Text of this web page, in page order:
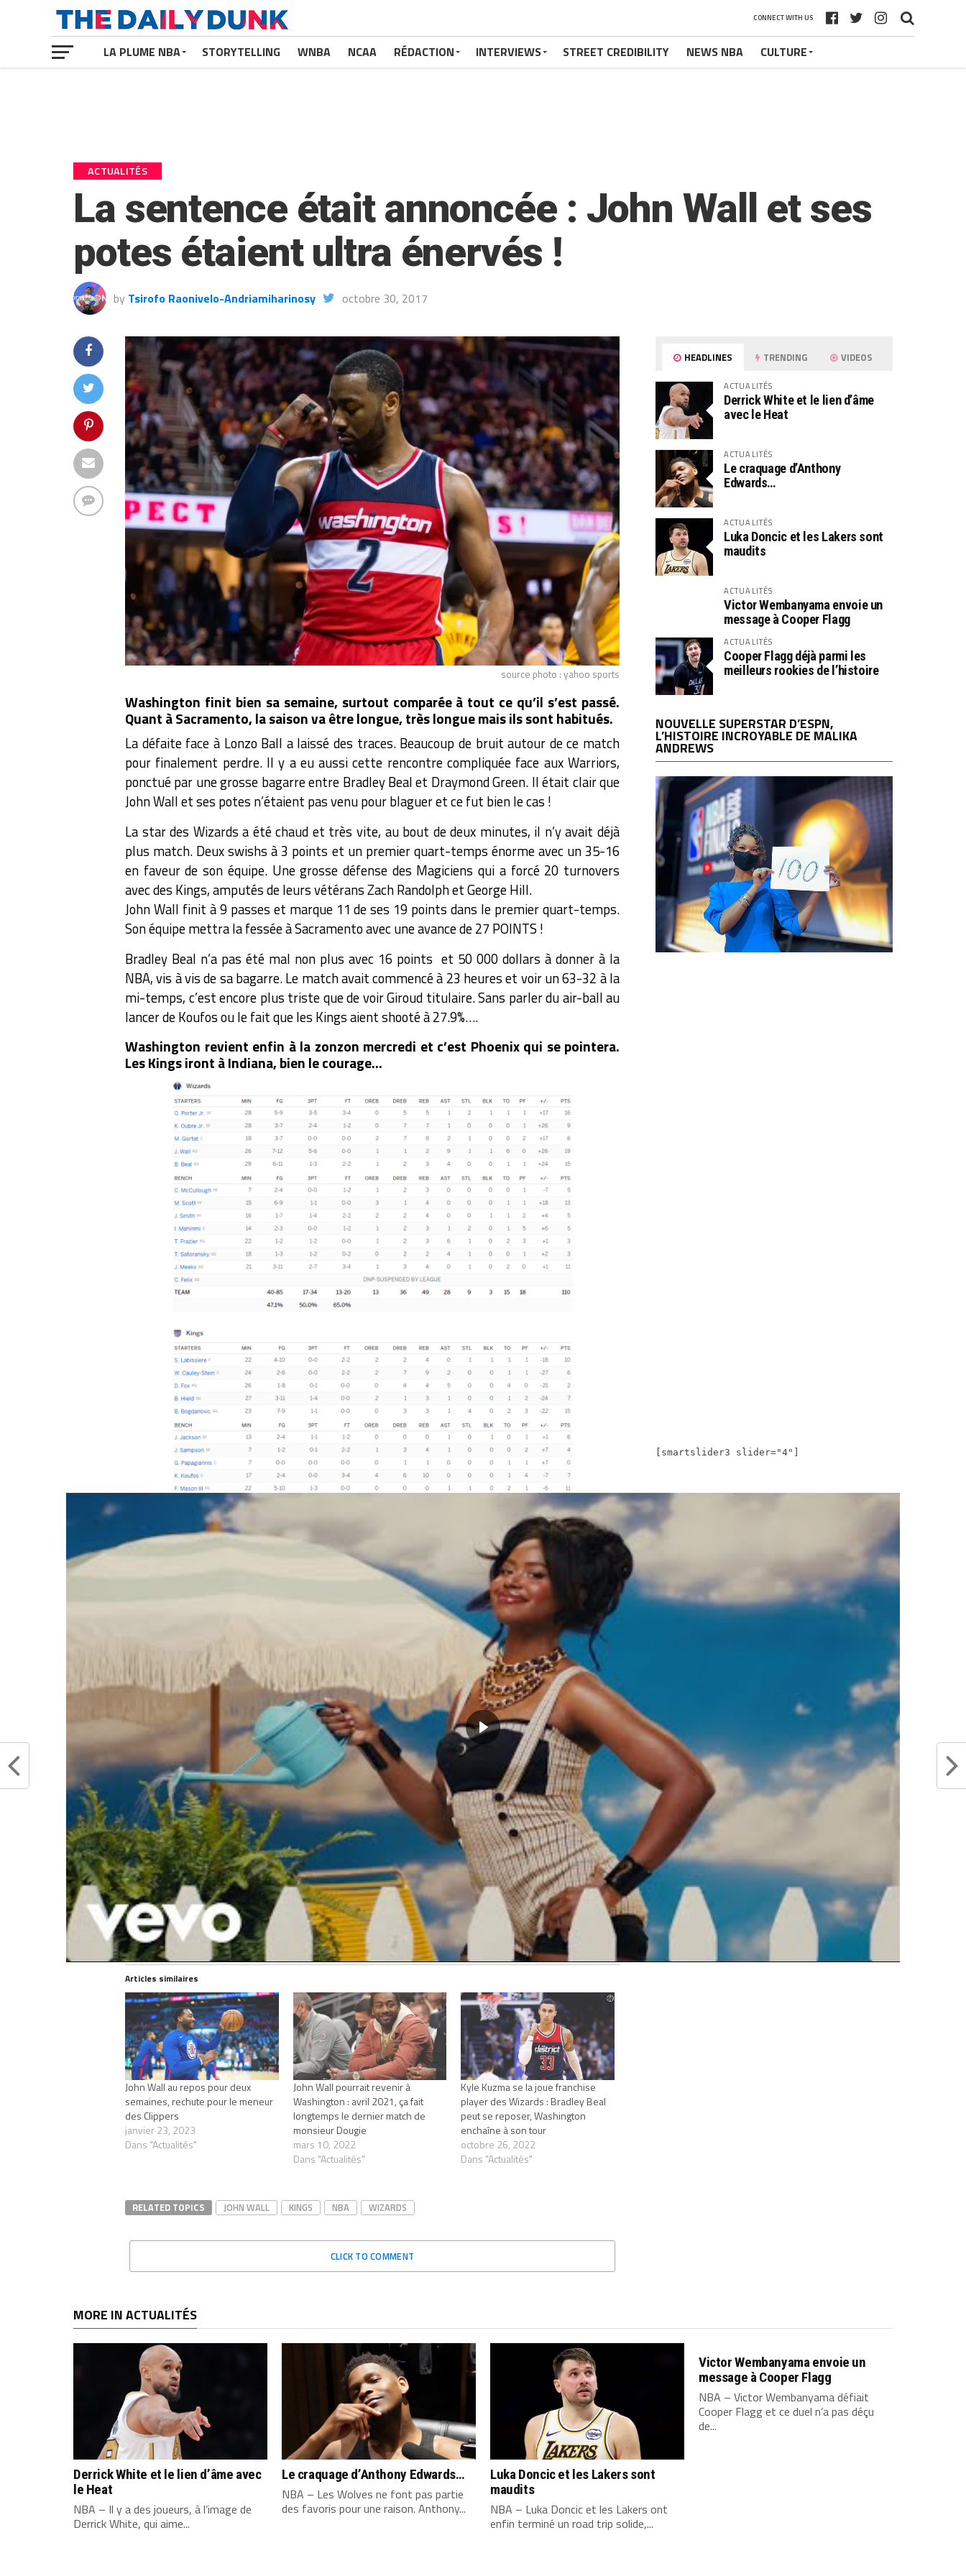
CONNECT WITH US
LA PLUME NBA STORYTELLING WNBA NCAA RÉDACTION INTERVIEWS STREET CREDIBILITY NEWS NBA CULTURE
ACTUALITÉS
La sentence était annoncée : John Wall et ses
potes étaient ultra énervés !
by Tsirofo Raonivelo-Andriamiharinosy octobre 30, 2017
source photo : yahoo sports
Washington finit bien sa semaine, surtout comparée à tout ce qu’il s’est passé.
Quant à Sacramento, la saison va être longue, très longue mais ils sont habitués.
La défaite face à Lonzo Ball a laissé des traces. Beaucoup de bruit autour de ce match
pour finalement perdre. Il y a eu aussi cette rencontre compliquée face aux Warriors,
ponctué par une grosse bagarre entre Bradley Beal et Draymond Green. Il était clair que
John Wall et ses potes n’étaient pas venu pour blaguer et ce fut bien le cas !
La star des Wizards a été chaud et très vite, au bout de deux minutes, il n’y avait déjà
plus match. Deux swishs à 3 points et un premier quart-temps énorme avec un 35-16
en faveur de son équipe. Une grosse défense des Magiciens qui a forcé 20 turnovers
avec des Kings, amputés de leurs vétérans Zach Randolph et George Hill.
John Wall finit à 9 passes et marque 11 de ses 19 points dans le premier quart-temps.
Son équipe mettra la fessée à Sacramento avec une avance de 27 POINTS !
Bradley Beal n’a pas été mal non plus avec 16 points et 50 000 dollars à donner à la
NBA, vis à vis de sa bagarre. Le match avait commencé à 23 heures et voir un 63-32 à la
mi-temps, c’est encore plus triste que de voir Giroud titulaire. Sans parler du air-ball au
lancer de Koufos ou le fait que les Kings aient shooté à 27.9%….
Washington revient enfin à la zonzon mercredi et c’est Phoenix qui se pointera.
Les Kings iront à Indiana, bien le courage…
Partager :
Articles similaires
John Wall au repos pour deux
semaines, rechute pour le meneur
des Clippers
janvier 23, 2023
Dans "Actualités"
John Wall pourrait revenir à
Washington : avril 2021, ça fait
longtemps le dernier match de
monsieur Dougie
mars 10, 2022
Dans "Actualités"
Kyle Kuzma se la joue franchise
player des Wizards : Bradley Beal
peut se reposer, Washington
enchaîne à son tour
octobre 26, 2022
Dans "Actualités"
RELATED TOPICS JOHN WALL KINGS NBA WIZARDS
CLICK TO COMMENT
HEADLINES TRENDING VIDEOS
ACTUALITÉS
Derrick White et le lien d’âme
avec le Heat
ACTUALITÉS
Le craquage d’Anthony
Edwards…
ACTUALITÉS
Luka Doncic et les Lakers sont
maudits
ACTUALITÉS
Victor Wembanyama envoie un
message à Cooper Flagg
ACTUALITÉS
Cooper Flagg déjà parmi les
meilleurs rookies de l’histoire
NOUVELLE SUPERSTAR D’ESPN,
L’HISTOIRE INCROYABLE DE MALIKA
ANDREWS
[smartslider3 slider="4"]
MORE IN ACTUALITÉS
Derrick White et le lien d’âme avec
le Heat
NBA – Il y a des joueurs, à l’image de
Derrick White, qui aime...
Le craquage d’Anthony Edwards…
NBA – Les Wolves ne font pas partie
des favoris pour une raison. Anthony...
Luka Doncic et les Lakers sont
maudits
NBA – Luka Doncic et les Lakers ont
enfin terminé un road trip solide,...
Victor Wembanyama envoie un
message à Cooper Flagg
NBA – Victor Wembanyama défiait
Cooper Flagg et ce duel n’a pas déçu
de...